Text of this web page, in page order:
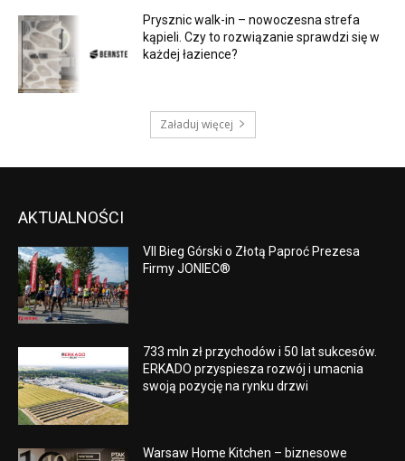
Prysznic walk-in – nowoczesna strefa
kąpieli. Czy to rozwiązanie sprawdzi się w
każdej łazience?
Załaduj więcej
AKTUALNOŚCI
VII Bieg Górski o Złotą Paproć Prezesa
Firmy JONIEC®
733 mln zł przychodów i 50 lat sukcesów.
ERKADO przyspiesza rozwój i umacnia
swoją pozycję na rynku drzwi
Warsaw Home Kitchen – biznesowe